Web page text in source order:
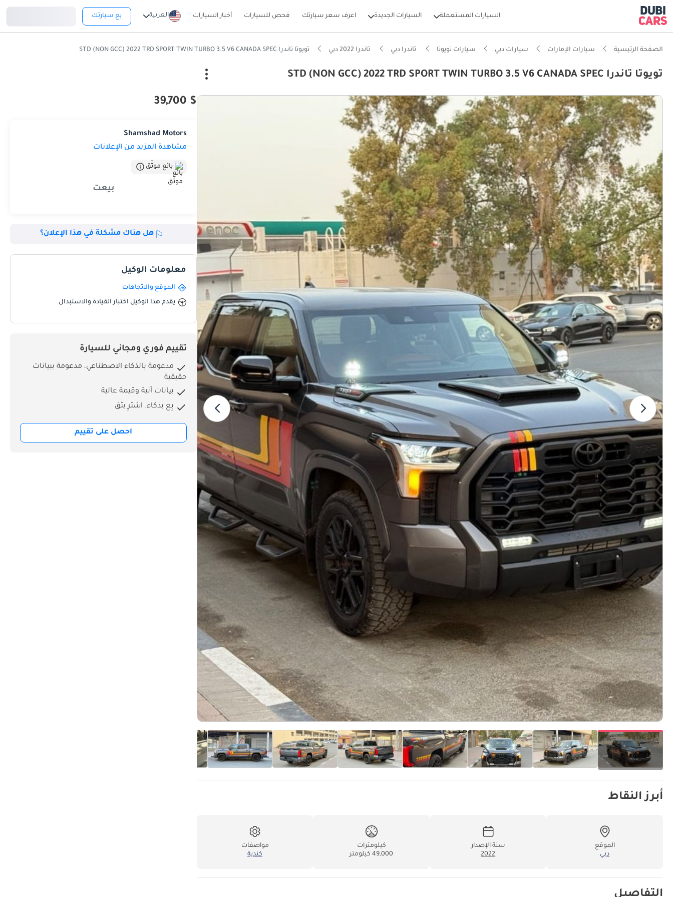
السيارات المستعملة السيارات الجديدة اعرف سعر سيارتك فحص للسيارات أخبار السيارات العربية بع سيارتك
الصفحة الرئيسية سيارات الإمارات سيارات دبي سيارات تويوتا تاندرا دبي تاندرا 2022 دبي تويوتا تاندرا STD (NON GCC) 2022 TRD SPORT TWIN TURBO 3.5 V6 CANADA SPEC
تويوتا تاندرا STD (NON GCC) 2022 TRD SPORT TWIN TURBO 3.5 V6 CANADA SPEC
أبرز النقاط
الموقع
دبي
سنة الإصدار
2022
كيلومترات
49,000 كيلومتر
مواصفات
كندية
التفاصيل
$ 39,700
Shamshad Motors
مشاهدة المزيد من الإعلانات
بائع موثّق
بيعت
هل هناك مشكلة في هذا الإعلان؟
معلومات الوكيل
الموقع والاتجاهات
يقدم هذا الوكيل اختبار القيادة والاستبدال
تقييم فوري ومجاني للسيارة
مدعومة بالذكاء الاصطناعي، مدعومة ببيانات
حقيقية
بيانات آنية وقيمة عالية
بِع بذكاء. اشترِ بثق
احصل على تقييم